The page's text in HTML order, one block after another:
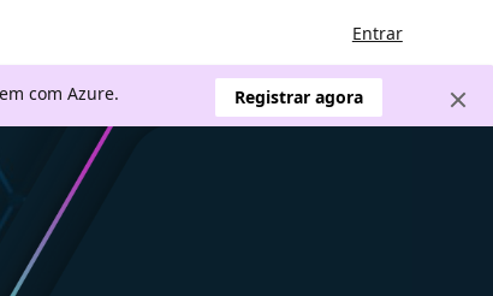
Entrar
com Azure. Registrar agora